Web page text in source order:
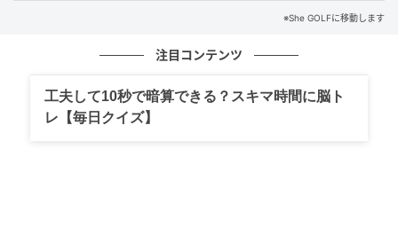
トゥで構えても意外とトゥに当たらない！
※She GOLFに移動します
注目コンテンツ
工夫して10秒で暗算できる？スキマ時間に脳ト
レ【毎日クイズ】